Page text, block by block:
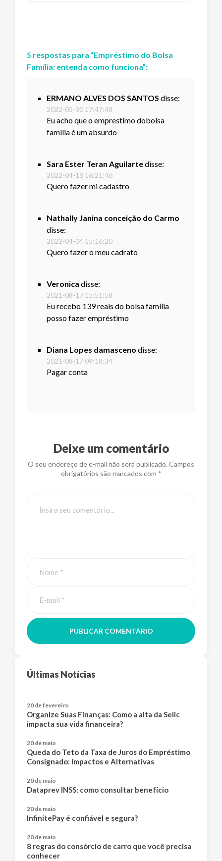
5 respostas para “Empréstimo do Bolsa
Família: entenda como funciona”:
ERMANO ALVES DOS SANTOS disse:
2022-05-30 17:47:48
Eu acho que o emprestimo dobolsa
familia é um absurdo
Sara Ester Teran Aguilartedisse:
2022-04-18 16:21:46
Quero fazer mi cadastro
Nathally Janina conceição do Carmo
disse:
2022-04-04 15:16:20
Quero fazer o meu cadrato
Veronica disse:
2021-08-17 15:51:58
Eu recebo 139 reais do bolsa família
posso fazer empréstimo
Diana Lopes damasceno disse:
2021-08-17 09:18:34
Pagar conta
Deixe um comentário
O seu endereço de e-mail não será publicado. Campos
obrigatórios são marcados com *
PUBLICAR COMENTÁRIO
Últimas Notícias
20 de fevereiro
Organize Suas Finanças: Como a alta da Selic
impacta sua vida financeira?
20 de maio
Queda do Teto da Taxa de Juros do Empréstimo
Consignado: Impactos e Alternativas
20 de maio
Dataprev INSS: como consultar benefício
20 de maio
InfinitePay é confiável e segura?
20 de maio
8 regras do consórcio de carro que você precisa
conhecer